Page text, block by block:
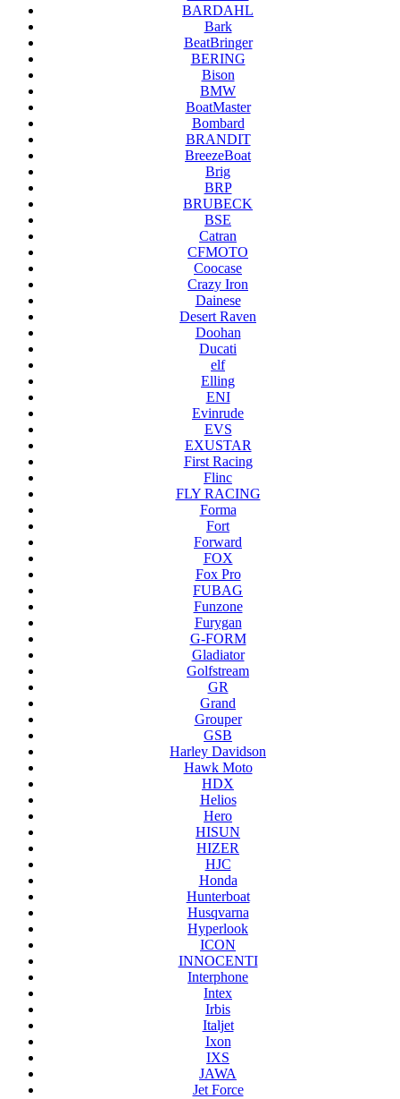
BARDAHL
Bark
BeatBringer
BERING
Bison
BMW
BoatMaster
Bombard
BRANDIT
BreezeBoat
Brig
BRP
BRUBECK
BSE
Catran
CFMOTO
Coocase
Crazy Iron
Dainese
Desert Raven
Doohan
Ducati
elf
Elling
ENI
Evinrude
EVS
EXUSTAR
First Racing
Flinc
FLY RACING
Forma
Fort
Forward
FOX
Fox Pro
FUBAG
Funzone
Furygan
G-FORM
Gladiator
Golfstream
GR
Grand
Grouper
GSB
Harley Davidson
Hawk Moto
HDX
Helios
Hero
HISUN
HIZER
HJC
Honda
Hunterboat
Husqvarna
Hyperlook
ICON
INNOCENTI
Interphone
Intex
Irbis
Italjet
Ixon
IXS
JAWA
Jet Force